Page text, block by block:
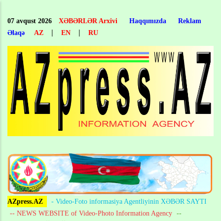
main
content
07 avqust 2026 XƏBƏRLƏR Arxivi Haqqımızda
Reklam
Əlaqə
AZ | EN | RU
AZpress.AZ
- Video-Foto informasiya Agentliyinin XƏBƏR SAYTI
-- NEWS WEBSITE of Video-Photo Information Agency --